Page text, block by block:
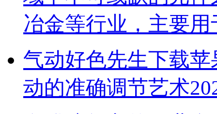
冶金等行业，主要
气动好色先生下载苹果
动的准确调节艺术